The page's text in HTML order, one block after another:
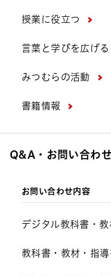
授業に役立つ
言葉と学びを広げる
みつむらの活動
書籍情報
Q&A・お問い合わ
お問い合わせ内容
デジタル教科書・教
教科書・教材・指